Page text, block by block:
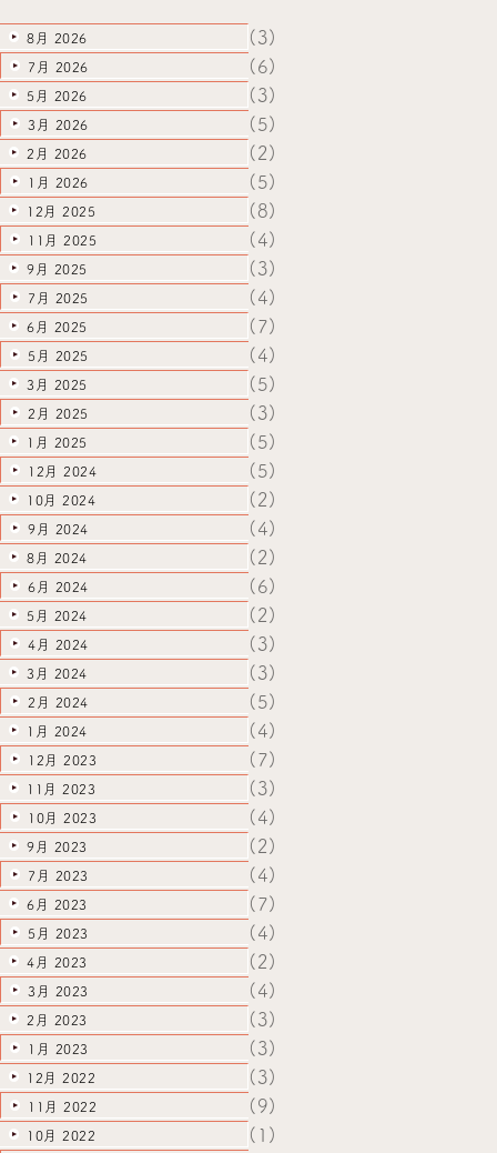
8月 2026 (3)
7月 2026 (6)
5月 2026 (3)
3月 2026 (5)
2月 2026 (2)
1月 2026 (5)
12月 2025 (8)
11月 2025 (4)
9月 2025 (3)
7月 2025 (4)
6月 2025 (7)
5月 2025 (4)
3月 2025 (5)
2月 2025 (3)
1月 2025 (5)
12月 2024 (5)
10月 2024 (2)
9月 2024 (4)
8月 2024 (2)
6月 2024 (6)
5月 2024 (2)
4月 2024 (3)
3月 2024 (3)
2月 2024 (5)
1月 2024 (4)
12月 2023 (7)
11月 2023 (3)
10月 2023 (4)
9月 2023 (2)
7月 2023 (4)
6月 2023 (7)
5月 2023 (4)
4月 2023 (2)
3月 2023 (4)
2月 2023 (3)
1月 2023 (3)
12月 2022 (3)
11月 2022 (9)
10月 2022 (1)